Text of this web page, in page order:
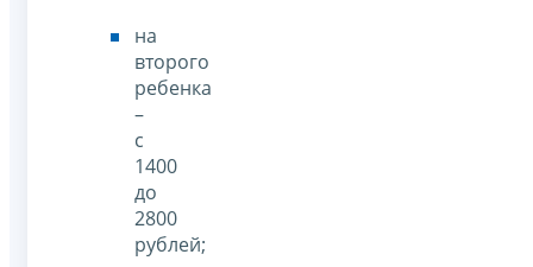
на
второго
ребенка
–
с
1400
до
2800
рублей;